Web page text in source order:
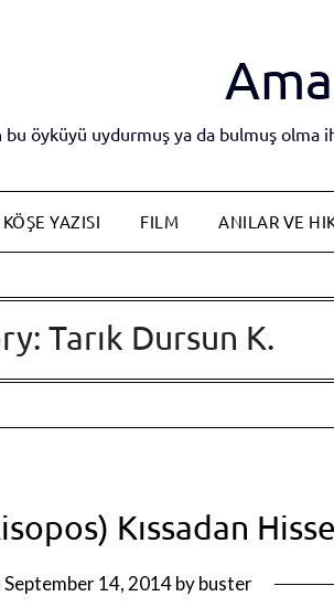
bu öyküyü uydurmuş ya da bulmuş
KÖŞE YAZISI FILM ANILAR VE
Tarık Dursun K.
Kıssadan Hisse
September 14, 2014bybuster